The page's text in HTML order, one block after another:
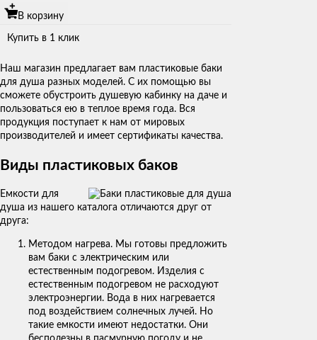
В корзину
Купить в 1 клик
Наш магазин предлагает вам пластиковые баки
для душа разных моделей. С их помощью вы
сможете обустроить душевую кабинку на даче и
пользоваться ею в теплое время года. Вся
продукция поступает к нам от мировых
производителей и имеет сертификаты качества.
Виды пластиковых баков
Емкости для
душа из нашего каталога отличаются друг от
друга:
Методом нагрева. Мы готовы предложить
вам баки с электрическим или
естественным подогревом. Изделия с
естественным подогревом не расходуют
электроэнергии. Вода в них нагревается
под воздействием солнечных лучей. Но
такие емкости имеют недостатки. Они